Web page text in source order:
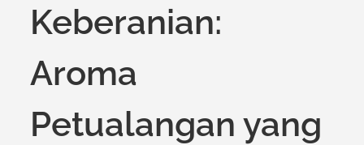
Keberanian:
Aroma
Petualangan yang